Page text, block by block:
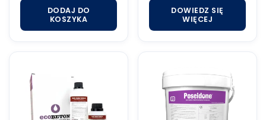
DODAJ DO
KOSZYKA
DOWIEDZ SIĘ
WIĘCEJ